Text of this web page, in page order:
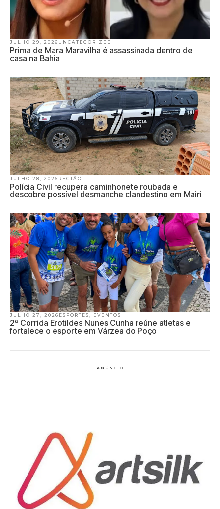
JULHO 29, 2026 UNCATEGORIZED
Prima de Mara Maravilha é assassinada dentro de
casa na Bahia
JULHO 28, 2026 REGIÃO
Polícia Civil recupera caminhonete roubada e
descobre possível desmanche clandestino em Mairi
JULHO 27, 2026 ESPORTES EVENTOS
2ª Corrida Erotildes Nunes Cunha reúne atletas e
fortalece o esporte em Várzea do Poço
- ANÚNCIO -